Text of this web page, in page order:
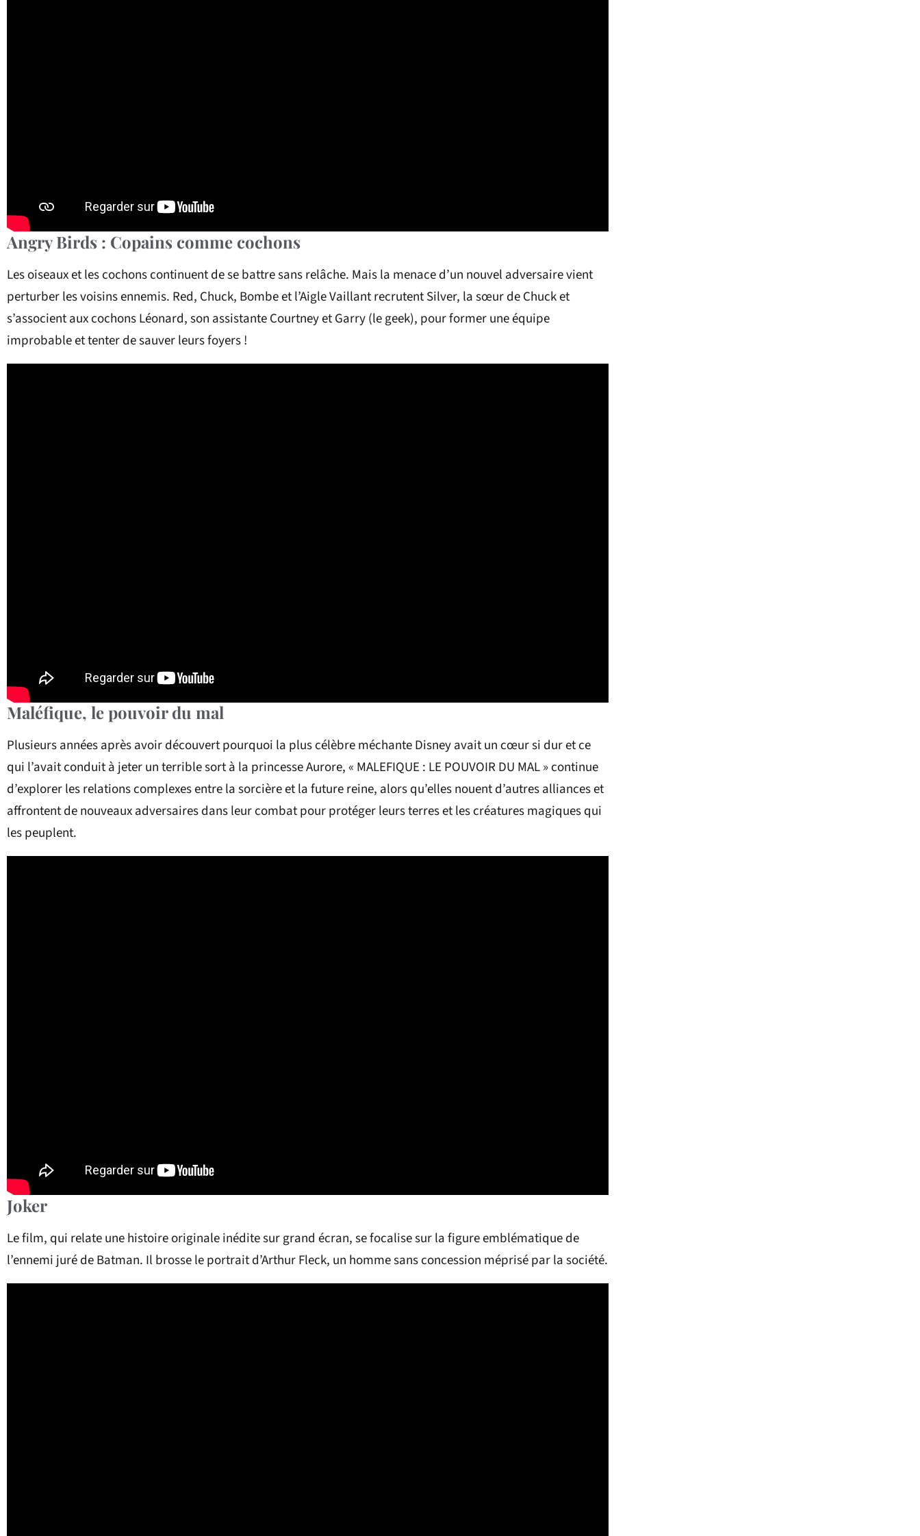
Angry Birds : Copains comme cochons
Les oiseaux et les cochons continuent de se battre sans relâche. Mais la menace d’un nouvel adversaire vient
perturber les voisins ennemis. Red, Chuck, Bombe et l’Aigle Vaillant recrutent Silver, la sœur de Chuck et
s’associent aux cochons Léonard, son assistante Courtney et Garry (le geek), pour former une équipe
improbable et tenter de sauver leurs foyers !
Maléfique, le pouvoir du mal
Plusieurs années après avoir découvert pourquoi la plus célèbre méchante Disney avait un cœur si dur et ce
qui l’avait conduit à jeter un terrible sort à la princesse Aurore, « MALEFIQUE : LE POUVOIR DU MAL » continue
d’explorer les relations complexes entre la sorcière et la future reine, alors qu’elles nouent d’autres alliances et
affrontent de nouveaux adversaires dans leur combat pour protéger leurs terres et les créatures magiques qui
les peuplent.
Joker
Le film, qui relate une histoire originale inédite sur grand écran, se focalise sur la figure emblématique de
l’ennemi juré de Batman. Il brosse le portrait d’Arthur Fleck, un homme sans concession méprisé par la société.